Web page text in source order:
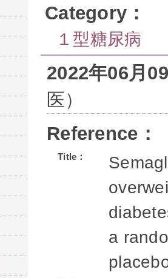
Category：
１型糖尿病
2022年06月
医）
Reference：
Title：
a